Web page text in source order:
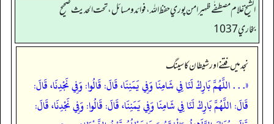
الشيخ غلام مصطفٰے ظهير امن پوري حفظ الله، فوائد و مسائل، تحت الحديث صحيح
بخاري 1037
نجد میں فتنے اور شیطان کا سینگ
«. . . اللَّهُمَّ بَارِكْ لَنَا فِي شَامِنَا وَفِي يَمَنِنَا، قَالَ: قَالُوا: وَفِي نَجْدِنَا، قَالَ:
قَالَ: اللَّهُمَّ بَارِكْ لَنَا فِي شَامِنَا وَفِي يَمَنِنَا، قَالَ: قَالُوا: وَفِي نَجْدِنَا، قَالَ: